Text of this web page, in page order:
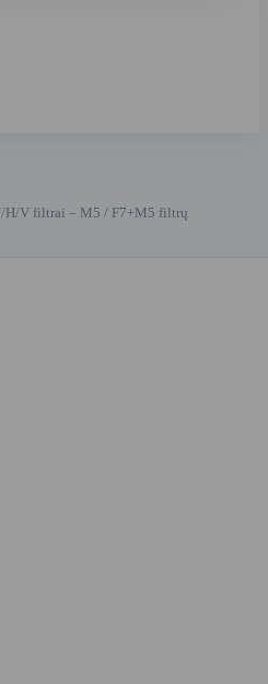
H/V filtrai – M5 / F7+M5 filtrų